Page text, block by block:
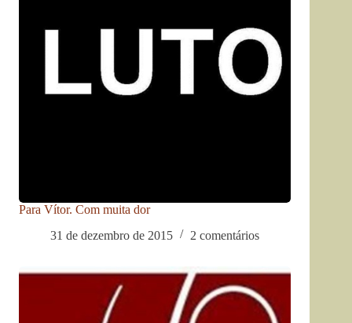
Para Vítor. Com muita dor
31 de dezembro de 2015
2 comentários